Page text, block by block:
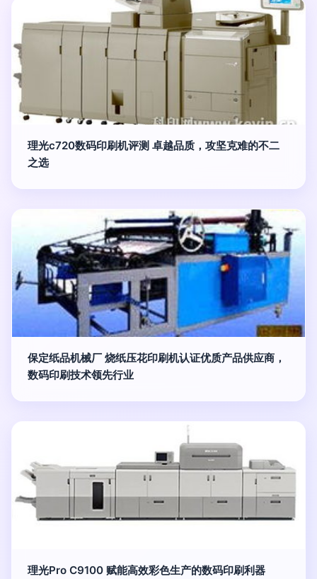
理光c720数码印刷机评测 卓越品质，攻坚克难的不二
之选
保定纸品机械厂 烧纸压花印刷机认证优质产品供应商，
数码印刷技术领先行业
理光Pro C9100 赋能高效彩色生产的数码印刷利器